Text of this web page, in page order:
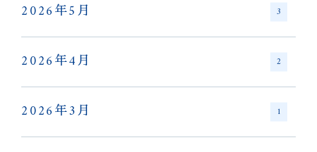
2026年5月 3
2026年4月 2
2026年3月 1